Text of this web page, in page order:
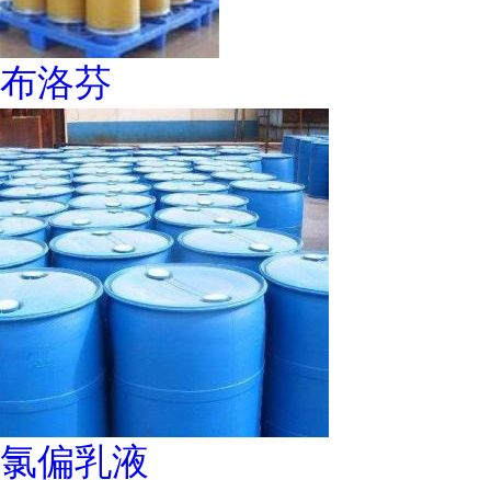
布洛芬
氯偏乳液